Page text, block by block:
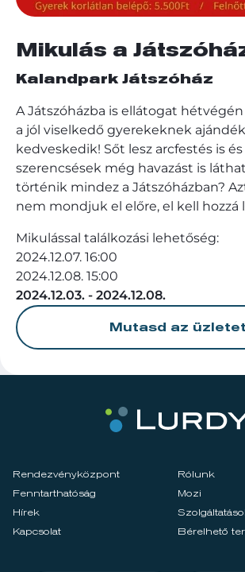
Mikulás a
Kalandpark Játszóház
A Játszóházba is ellátogat hétvégén
a jól viselkedő gyerekeknek
kedveskedik! Sőt lesz arcfestés is és
szerencsések még havazást is
történik mindez a Játszóházban?
nem mondjuk el előre, el kell
Mikulással találkozási lehetőség:
2024.12.07. 16:00
2024.12.08. 15:00
2024.12.03. - 2024.12.08.
Mutasd az üzletet
Rendezvényközpont
Rólunk
Fenntarthatóság
Mozi
Hírek
Kapcsolat
Bérelhető